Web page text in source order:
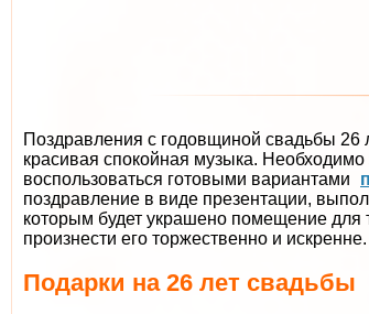
Поздравления с годовщиной свадьбы 26
красивая спокойная музыка.
воспользоваться готовыми вариантами
поздравление в виде презентации,
которым будет украшено помещение для
произнести его торжественно и искренне.
Подарки на 26 лет свадьбы